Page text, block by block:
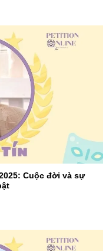
Cuộc đời và sự